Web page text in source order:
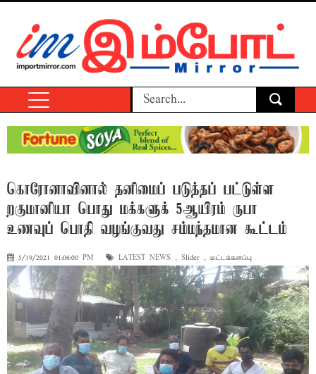
கொரோனாவினால் தனிமைப் படுத்தப் பட்டுள்ள
றகுமானியா பொது மக்களுக் 5ஆயிரம் ருபா
உணவுப் பொதி வழங்குவது சம்மந்தமான கூட்டம்
5/19/2021 01:06:00 PM LATEST NEWS , Slider , மட்டக்களப்பு